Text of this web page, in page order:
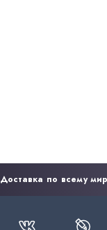
Доставка по всему